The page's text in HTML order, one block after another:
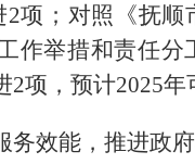
2项；对照《抚
作举措和责任
项，预计2025年
务效能，推进政